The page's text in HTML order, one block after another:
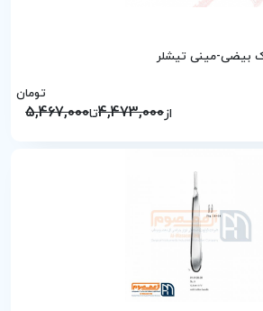
بیضی-مینی تیشلر
از4,473,000تا5,467,000
تومان